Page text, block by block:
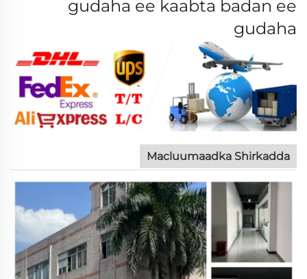
gudaha ee kaabta badan ee
gudaha
Macluumaadka Shirkadda